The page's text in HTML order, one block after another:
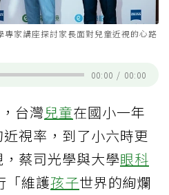
家講座探討家長面對兒童近視的心路
00:00 / 00:00
台灣兒童在國小一年
視率，到了小六時更
蔡司光學與大學眼科
「維護孩子世界的絢爛